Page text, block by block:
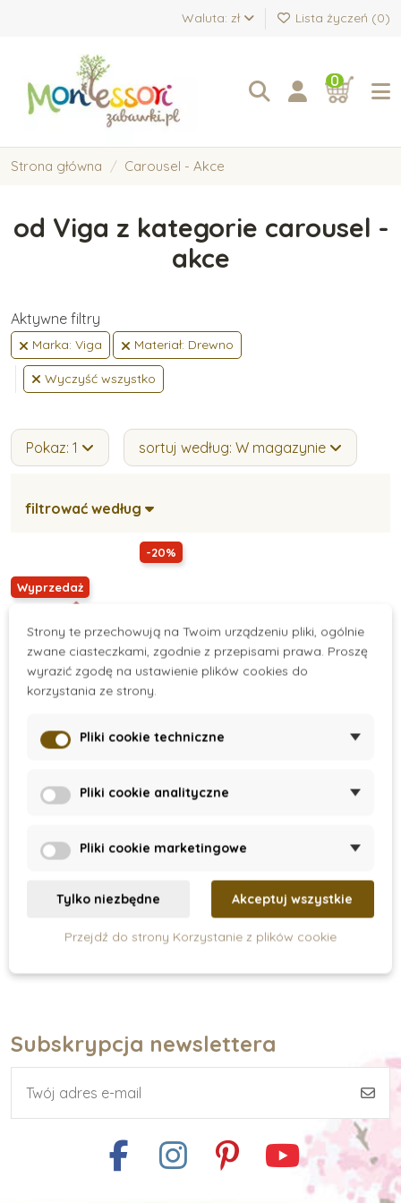
Waluta: zł Lista życzeń (0)
0
Strona główna Carousel - Akce
od Viga z kategorie carousel -
akce
Aktywne filtry
Marka: Viga Materiał: Drewno
Wyczyść wszystko
Pokaz: 1 sortuj według: W magazynie
filtrować według
-20%
Wyprzedaż
On Request
Drewniane klocki
ZOO, 50 sztuk
79 zł 98 zł
Subskrypcja newslettera
Strony te przechowują na Twoim urządzeniu pliki, ogólnie
zwane ciasteczkami, zgodnie z przepisami prawa. Proszę
wyrazić zgodę na ustawienie plików cookies do
korzystania ze strony.
Pliki cookie techniczne
Pliki cookie analityczne
Pliki cookie marketingowe
Tylko niezbędne Akceptuj wszystkie
Przejdź do strony Korzystanie z plików cookie